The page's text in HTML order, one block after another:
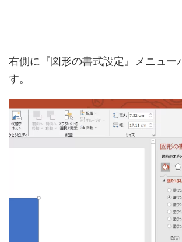
右側に『図形の書式設定』メニュー
す。